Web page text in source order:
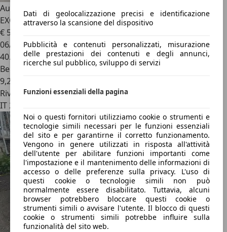
Dati di geolocalizzazione precisi e identificazione
attraverso la scansione del dispositivo
Pubblicità e contenuti personalizzati, misurazione
delle prestazioni dei contenuti e degli annunci,
ricerche sul pubblico, sviluppo di servizi
Funzioni essenziali della pagina
Noi o questi fornitori utilizziamo cookie o strumenti e
tecnologie simili necessari per le funzioni essenziali
del sito e per garantirne il corretto funzionamento.
Vengono in genere utilizzati in risposta all'attività
dell'utente per abilitare funzioni importanti come
l'impostazione e il mantenimento delle informazioni di
accesso o delle preferenze sulla privacy. L'uso di
questi cookie o tecnologie simili non può
normalmente essere disabilitato. Tuttavia, alcuni
browser potrebbero bloccare questi cookie o
strumenti simili o avvisare l'utente. Il blocco di questi
cookie o strumenti simili potrebbe influire sulla
funzionalità del sito web.
Audi RS4
Avant 2.9 tfsi quattro 450cv COLOR GREEN
EXCLUSIVE
€ 59.900
06/2021
40.000 km
Benzina
9,2 l/100 km (comb.)
Rivenditore
IT 20132